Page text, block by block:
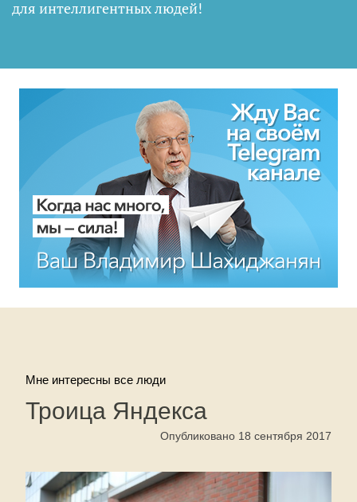
для интеллигентных людей!
Мне интересны все люди
Троица Яндекса
Опубликовано 18 сентября 2017